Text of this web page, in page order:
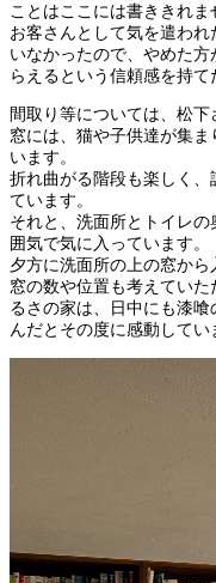
ことはここには書ききれま
お客さんとして気を遣わ
いなかったので、やめた
らえるという信頼感を持て
間取り等については、松
窓には、猫や子供達が集
います。
折れ曲がる階段も楽しく
ています。
それと、洗面所とトイレ
囲気で気に入っています。
夕方に洗面所の上の窓から
窓の数や位置も考えてい
るさの家は、日中にも漆
んだとその度に感動してい